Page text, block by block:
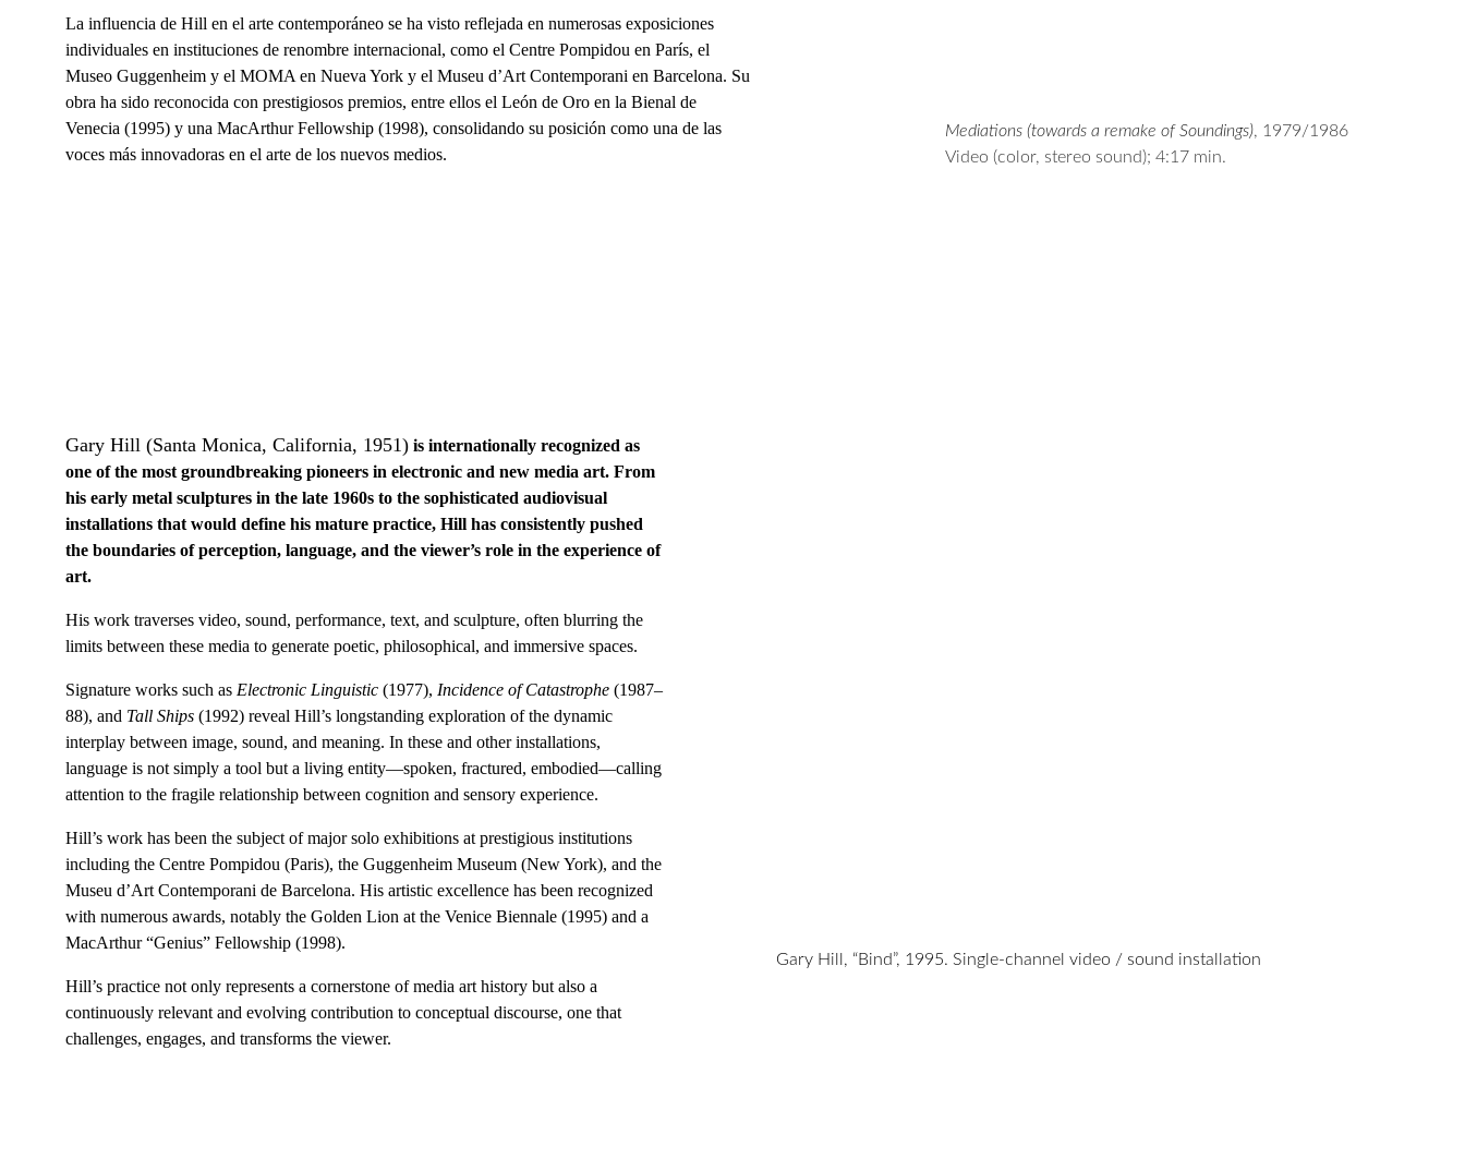
La influencia de Hill en el arte contemporáneo se ha visto reflejada en numerosas exposiciones
individuales en instituciones de renombre internacional, como el Centre Pompidou en París, el
Museo Guggenheim y el MOMA en Nueva York y el Museu d’Art Contemporani en Barcelona. Su
obra ha sido reconocida con prestigiosos premios, entre ellos el León de Oro en la Bienal de
Venecia (1995) y una MacArthur Fellowship (1998), consolidando su posición como una de las
voces más innovadoras en el arte de los nuevos medios.
Gary Hill (Santa Monica, California, 1951) is internationally recognized as
one of the most groundbreaking pioneers in electronic and new media art. From
his early metal sculptures in the late 1960s to the sophisticated audiovisual
installations that would define his mature practice, Hill has consistently pushed
the boundaries of perception, language, and the viewer’s role in the experience of
art.
His work traverses video, sound, performance, text, and sculpture, often blurring the
limits between these media to generate poetic, philosophical, and immersive spaces.
Signature works such as Electronic Linguistic (1977), Incidence of Catastrophe (1987–
88), and Tall Ships (1992) reveal Hill’s longstanding exploration of the dynamic
interplay between image, sound, and meaning. In these and other installations,
language is not simply a tool but a living entity—spoken, fractured, embodied—calling
attention to the fragile relationship between cognition and sensory experience.
Hill’s work has been the subject of major solo exhibitions at prestigious institutions
including the Centre Pompidou (Paris), the Guggenheim Museum (New York), and the
Museu d’Art Contemporani de Barcelona. His artistic excellence has been recognized
with numerous awards, notably the Golden Lion at the Venice Biennale (1995) and a
MacArthur “Genius” Fellowship (1998).
Hill’s practice not only represents a cornerstone of media art history but also a
continuously relevant and evolving contribution to conceptual discourse, one that
challenges, engages, and transforms the viewer.
Gary Hill, “Bind”, 1995. Single-channel video / sound installation
Mediations (towards a remake of Soundings), 1979/1986
Video (color, stereo sound); 4:17 min.